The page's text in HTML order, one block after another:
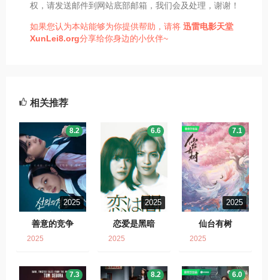
权，请发送邮件到网站底部邮箱，我们会及处理，谢谢！
如果您认为本站能够为你提供帮助，请将 迅雷电影天堂
XunLei8.org分享给你身边的小伙伴~
相关推荐
2025
善意的竞争
8.2
2025
2025
恋爱是黑暗
6.6
2025
2025
仙台有树
7.1
2025
7.3 8.2 6.0